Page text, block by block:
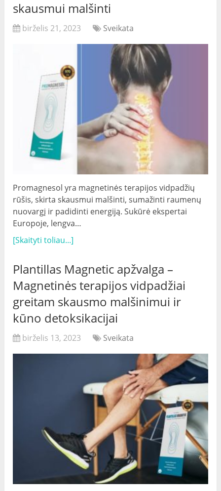
skausmui malšinti
birželis 21, 2023 Sveikata
Promagnesol yra magnetinės terapijos vidpadžių
rūšis, skirta skausmui malšinti, sumažinti raumenų
nuovargį ir padidinti energiją. Sukūrė ekspertai
Europoje, lengva…
[Skaityti toliau...]
Plantillas Magnetic apžvalga –
Magnetinės terapijos vidpadžiai
greitam skausmo malšinimui ir
kūno detoksikacijai
birželis 13, 2023 Sveikata